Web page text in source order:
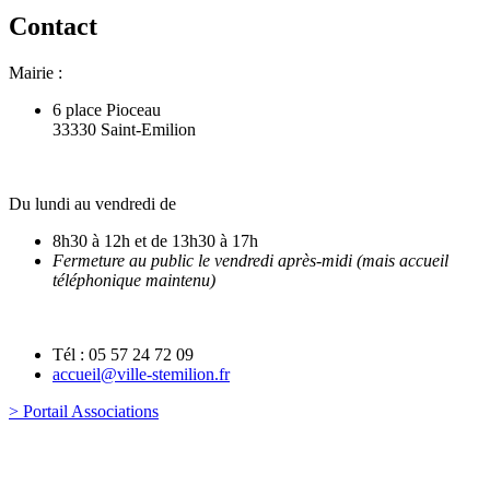
Contact
Mairie :
6 place Pioceau
33330 Saint-Emilion
Du lundi au vendredi de
8h30 à 12h et de 13h30 à 17h
Fermeture au public le vendredi après-midi (mais accueil
téléphonique maintenu)
Tél : 05 57 24 72 09
accueil@ville-stemilion.fr
> Portail Associations